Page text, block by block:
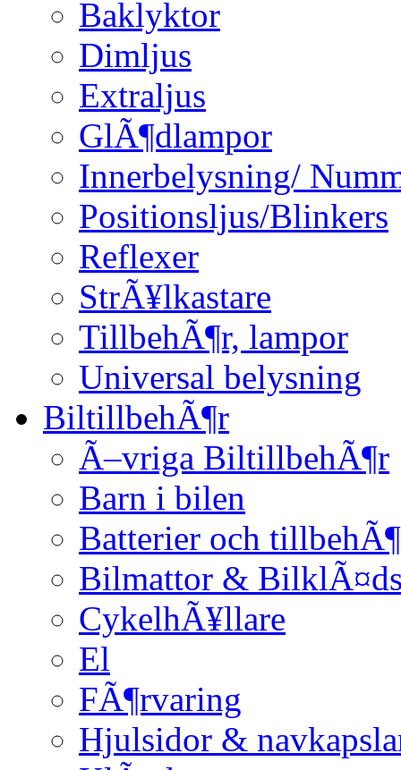
Baklyktor
Dimljus
Extraljus
GlÃ¶dlampor
Innerbelysning/
Positionsljus/Blinkers
Reflexer
StrÃ¥lkastare
TillbehÃ¶r, lampor
Universal belysning
BiltillbehÃ¶r
Ã–vriga BiltillbehÃ¶r
Barn i bilen
Batterier och
Bilmattor &
CykelhÃ¥llare
El
FÃ¶rvaring
Hjulsidor &